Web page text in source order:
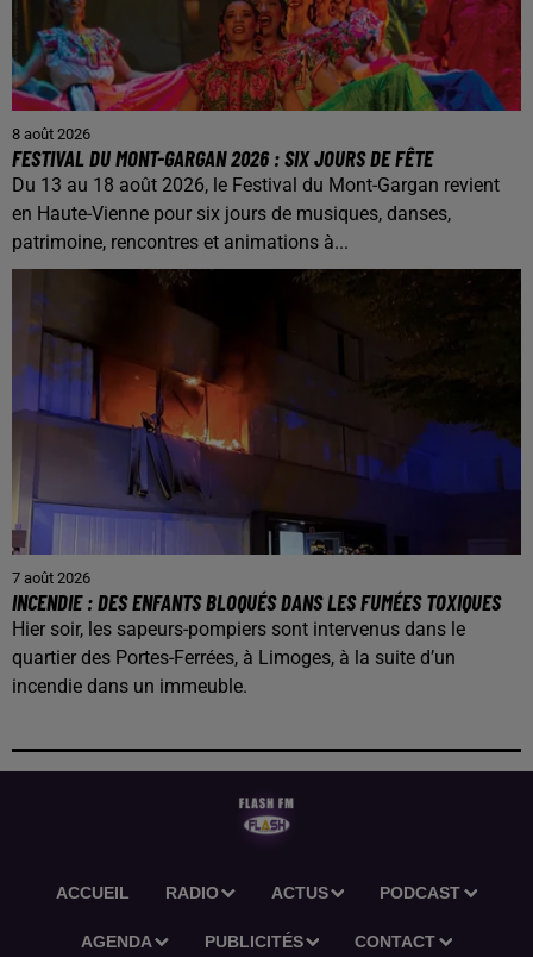
8 août 2026
FESTIVAL DU MONT-GARGAN 2026 : SIX JOURS DE FÊTE
Du 13 au 18 août 2026, le Festival du Mont-Gargan revient
en Haute-Vienne pour six jours de musiques, danses,
patrimoine, rencontres et animations à...
7 août 2026
INCENDIE : DES ENFANTS BLOQUÉS DANS LES FUMÉES TOXIQUES
Hier soir, les sapeurs-pompiers sont intervenus dans le
quartier des Portes-Ferrées, à Limoges, à la suite d’un
incendie dans un immeuble.
ACCUEIL RADIO ACTUS PODCAST
AGENDA PUBLICITÉS CONTACT